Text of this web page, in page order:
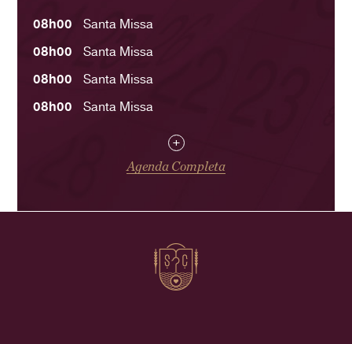
08h00
Santa Missa
08h00
Santa Missa
08h00
Santa Missa
08h00
Santa Missa
+
Agenda Completa